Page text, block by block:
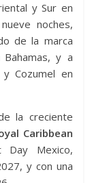
y Sur en
noches,
de la marca
Bahamas, y a
y Cozumel en
la creciente
Caribbean
Day Mexico,
y con una